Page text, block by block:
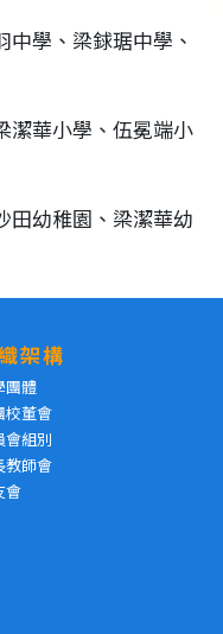
學、梁銶琚中學、
潔華小學、伍冕端小
田幼稚園、梁潔華幼
架構
團體
校董會
會組別
教師會
會